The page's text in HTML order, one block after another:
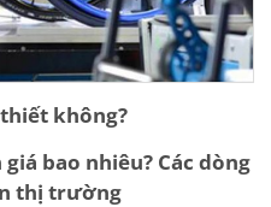
không?
bao nhiêu? Các dòng
thị trường